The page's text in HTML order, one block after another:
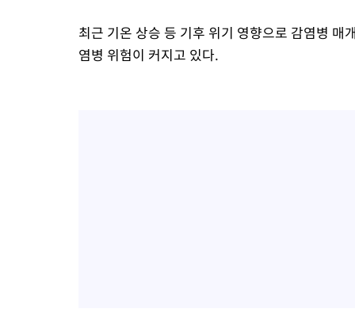
최근 기온 상승 등 기후 위기 영향으로 감염병
염병 위험이 커지고 있다.